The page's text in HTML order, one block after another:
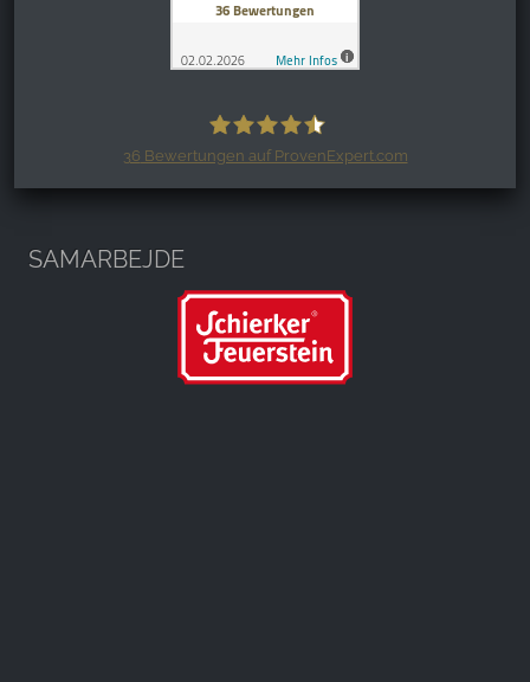
Harzspots.com - Den neuen Harz
36 Bewertungen auf ProvenExpert.com
SAMARBEJDE